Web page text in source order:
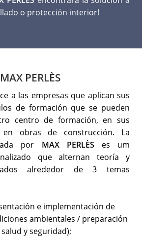
o protección interior!
PERLÈS
a las empresas que aplican sus
de formación que se pueden
centro de formación, en sus
en obras de construcción. La
por MAX PERLÈS es um
que alternan teoría y
alrededor de 3 temas
e implementación de
ambientales / preparación
y seguridad);